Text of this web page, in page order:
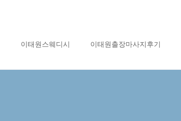
이태원스웨디시 이태원출장마사지후기